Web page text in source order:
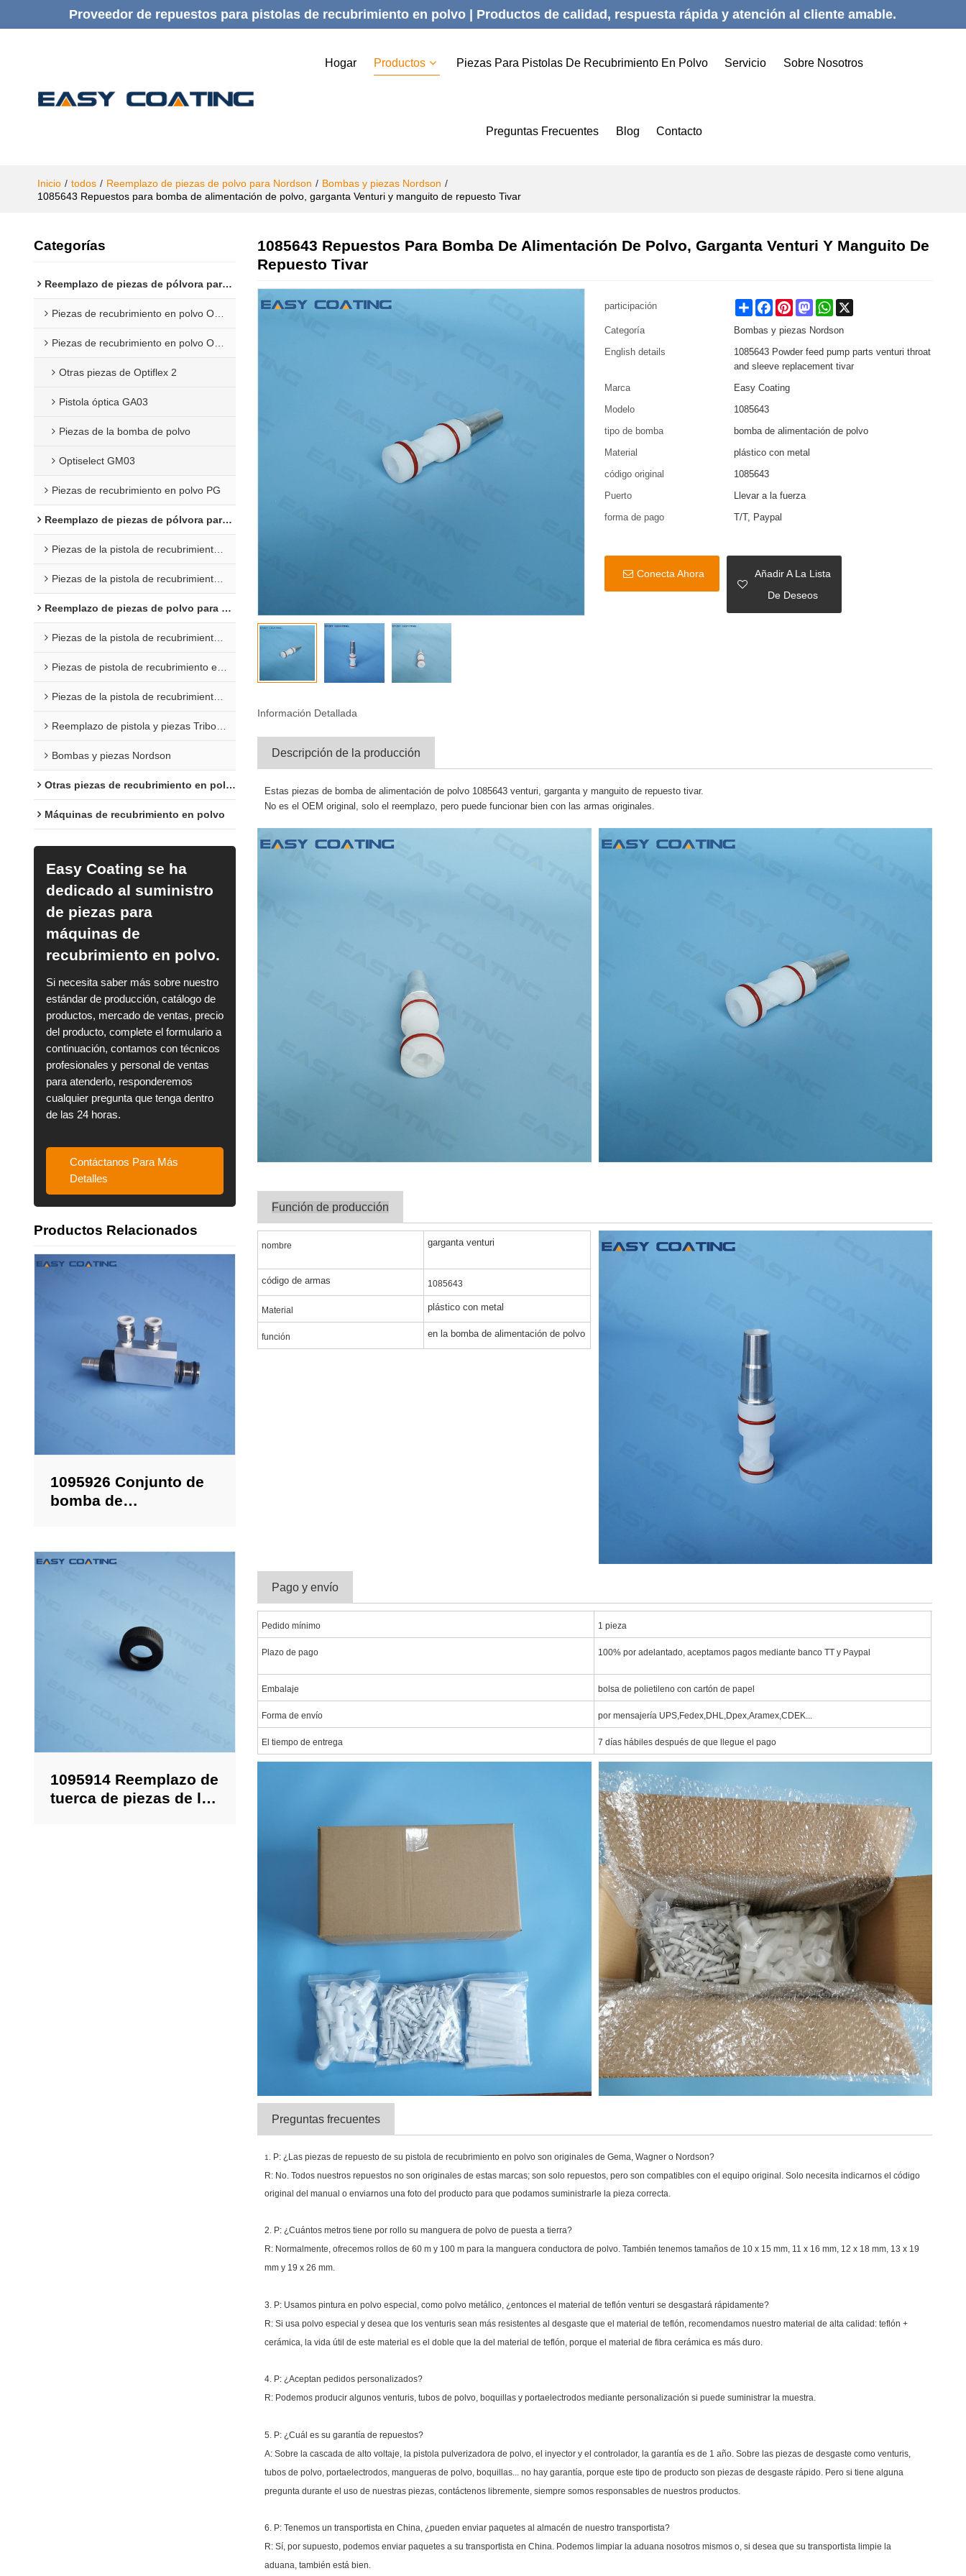
Proveedor de repuestos para pistolas de recubrimiento en polvo | Productos de calidad, respuesta rápida y atención al cliente amable.
Hogar Productos Piezas Para Pistolas De Recubrimiento En Polvo Servicio Sobre Nosotros
Preguntas Frecuentes Blog Contacto
Inicio / todos / Reemplazo de piezas de polvo para Nordson / Bombas y piezas Nordson /
1085643 Repuestos para bomba de alimentación de polvo, garganta Venturi y manguito de repuesto Tivar
Categorías
Reemplazo de piezas de pólvora para Gema
Piezas de recubrimiento en polvo Opti 1F
Piezas de recubrimiento en polvo Opti 2F
Otras piezas de Optiflex 2
Pistola óptica GA03
Piezas de la bomba de polvo
Optiselect GM03
Piezas de recubrimiento en polvo PG
Reemplazo de piezas de pólvora para Wagner
Piezas de la pistola de recubrimiento C4
Piezas de la pistola de recubrimiento en polvo X1
Reemplazo de piezas de polvo para Nordson
Piezas de la pistola de recubrimiento en polvo Encore
Piezas de pistola de recubrimiento en polvo Sure Coat
Piezas de la pistola de recubrimiento en polvo Versa
Reemplazo de pistola y piezas Tribomatic
Bombas y piezas Nordson
Otras piezas de recubrimiento en polvo
Máquinas de recubrimiento en polvo
Easy Coating se ha
dedicado al suministro
de piezas para
máquinas de
recubrimiento en polvo.
Si necesita saber más sobre nuestro
estándar de producción, catálogo de
productos, mercado de ventas, precio
del producto, complete el formulario a
continuación, contamos con técnicos
profesionales y personal de ventas
para atenderlo, responderemos
cualquier pregunta que tenga dentro
de las 24 horas.
Contáctanos Para Más
Detalles
Productos Relacionados
1095926 Conjunto de
bomba de
reemplazo
1095914 Reemplazo de
tuerca de piezas de la
1085643 Repuestos Para Bomba De Alimentación De Polvo, Garganta Venturi Y Manguito De
Repuesto Tivar
participación Share FacebookPinterestMastodonWhatsApp
Categoría
Bombas y piezas Nordson
English details
1085643 Powder feed pump parts venturi throat
and sleeve replacement tivar
Marca
Easy Coating
Modelo
1085643
tipo de bomba
bomba de alimentación de polvo
Material
plástico con metal
código original
1085643
Puerto
Llevar a la fuerza
forma de pago
T/T, Paypal
Conecta Ahora
Añadir A La Lista
De Deseos
Información Detallada
Descripción de la producción
Estas piezas de bomba de alimentación de polvo 1085643 venturi, garganta y manguito de repuesto tivar.
No es el OEM original, solo el reemplazo, pero puede funcionar bien con las armas originales.
Función de producción
nombre garganta venturi
código de armas 1085643
Material plástico con metal
función en la bomba de alimentación de polvo
Pago y envío
Pedido mínimo 1 pieza
Plazo de pago 100% por adelantado, aceptamos pagos mediante banco TT y Paypal
Embalaje bolsa de polietileno con cartón de papel
Forma de envío por mensajería UPS,Fedex,DHL,Dpex,Aramex,CDEK...
El tiempo de entrega 7 días hábiles después de que llegue el pago
Preguntas frecuentes
1. P: ¿Las piezas de repuesto de su pistola de recubrimiento en polvo son originales de Gema, Wagner o Nordson?
R: No. Todos nuestros repuestos no son originales de estas marcas; son solo repuestos, pero son compatibles con el equipo original. Solo necesita indicarnos el código
original del manual o enviarnos una foto del producto para que podamos suministrarle la pieza correcta.
2. P: ¿Cuántos metros tiene por rollo su manguera de polvo de puesta a tierra?
R: Normalmente, ofrecemos rollos de 60 m y 100 m para la manguera conductora de polvo. También tenemos tamaños de 10 x 15 mm, 11 x 16 mm, 12 x 18 mm, 13 x 19
mm y 19 x 26 mm.
3. P: Usamos pintura en polvo especial, como polvo metálico, ¿entonces el material de teflón venturi se desgastará rápidamente?
R: Si usa polvo especial y desea que los venturis sean más resistentes al desgaste que el material de teflón, recomendamos nuestro material de alta calidad: teflón +
cerámica, la vida útil de este material es el doble que la del material de teflón, porque el material de fibra cerámica es más duro.
4. P: ¿Aceptan pedidos personalizados?
R: Podemos producir algunos venturis, tubos de polvo, boquillas y portaelectrodos mediante personalización si puede suministrar la muestra.
5. P: ¿Cuál es su garantía de repuestos?
A: Sobre la cascada de alto voltaje, la pistola pulverizadora de polvo, el inyector y el controlador, la garantía es de 1 año. Sobre las piezas de desgaste como venturis,
tubos de polvo, portaelectrodos, mangueras de polvo, boquillas... no hay garantía, porque este tipo de producto son piezas de desgaste rápido. Pero si tiene alguna
pregunta durante el uso de nuestras piezas, contáctenos libremente, siempre somos responsables de nuestros productos.
6. P: Tenemos un transportista en China, ¿pueden enviar paquetes al almacén de nuestro transportista?
R: Sí, por supuesto, podemos enviar paquetes a su transportista en China. Podemos limpiar la aduana nosotros mismos o, si desea que su transportista limpie la
aduana, también está bien.